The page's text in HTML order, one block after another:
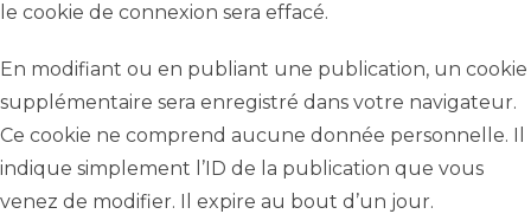
le cookie de connexion sera effacé.
En modifiant ou en publiant une publication, un cookie
supplémentaire sera enregistré dans votre navigateur.
Ce cookie ne comprend aucune donnée personnelle. Il
indique simplement l’ID de la publication que vous
venez de modifier. Il expire au bout d’un jour.